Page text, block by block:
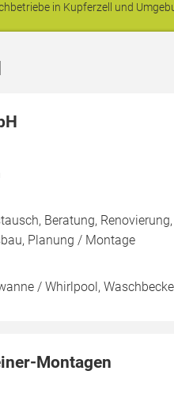
in Kupferzell und
Beratung,
Planung / Montage
/ Whirlpool,
Montagen